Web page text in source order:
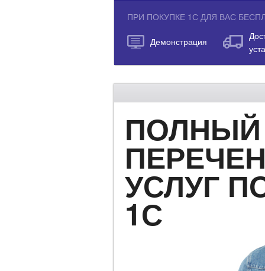
ПРИ ПОКУПКЕ 1С ДЛЯ ВАС
Демонстрация
ПОЛНЫЙ
УСЛУГ
1С